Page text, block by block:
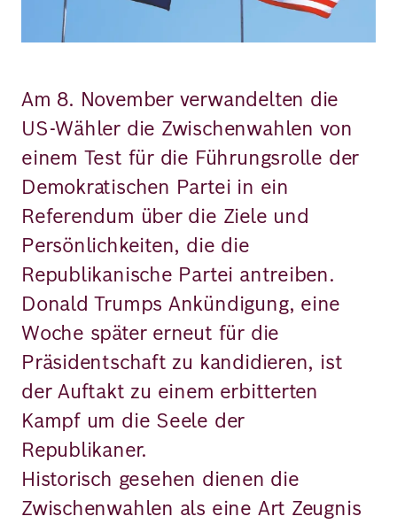
Am 8. November verwandelten die
US-Wähler die Zwischenwahlen von
einem Test für die Führungsrolle der
Demokratischen Partei in ein
Referendum über die Ziele und
Persönlichkeiten, die die
Republikanische Partei antreiben.
Donald Trumps Ankündigung, eine
Woche später erneut für die
Präsidentschaft zu kandidieren, ist
der Auftakt zu einem erbitterten
Kampf um die Seele der
Republikaner.
Historisch gesehen dienen die
Zwischenwahlen als eine Art Zeugnis